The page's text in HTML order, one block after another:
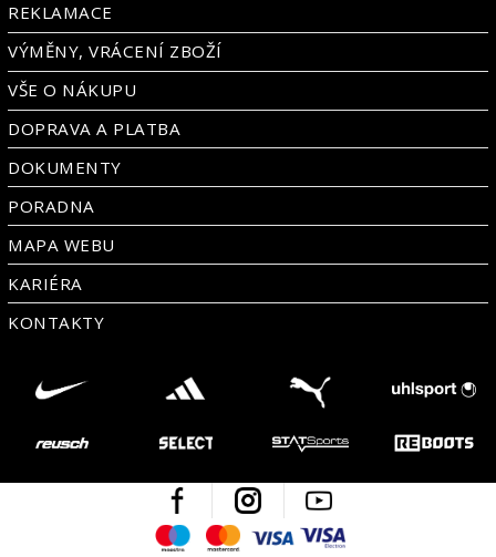
REKLAMACE
VÝMĚNY, VRÁCENÍ ZBOŽÍ
VŠE O NÁKUPU
DOPRAVA A PLATBA
DOKUMENTY
PORADNA
MAPA WEBU
KARIÉRA
KONTAKTY
Facebook Instagram
MaestroMastercard
Visa